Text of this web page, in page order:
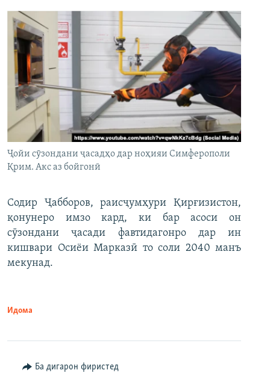
Ҷойи сӯзондани ҷасадҳо дар ноҳияи Симферополи
Қрим. Акс аз бойгонӣ
Содир Ҷабборов, раисҷумҳури Қирғизистон,
қонунеро имзо кард, ки бар асоси он
сӯзондани ҷасади фавтидагонро дар ин
кишвари Осиёи Марказӣ то соли 2040 манъ
мекунад.
Идома
Ба дигарон фиристед